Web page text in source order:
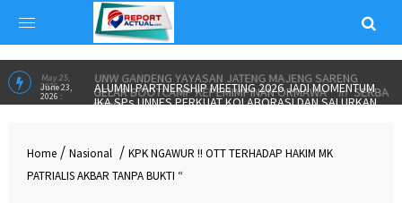
IKA SPs UNNES PERKUAT KOLABORASI DAN SALURKAN
BEASISWA” inINSPIRASI
May 25,
2026 :
UNW GANDENG YAYASAN JATENG MAJENG SARENG
GELAR BOOTCAMP KEPEMIMPINAN ORMAWAin SERBA
SERBI
Home / Nasional / KPK NGAWUR !! OTT TERHADAP HAKIM MK
PATRIALIS AKBAR TANPA BUKTI “